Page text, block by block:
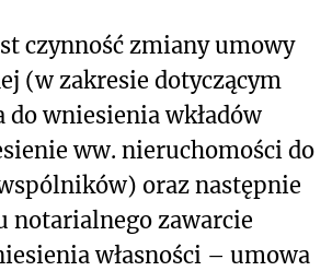
czynność zmiany umowy
(w zakresie dotyczącym
do wniesienia wkładów
ww. nieruchomości do
oraz następnie
notarialnego zawarcie
własności – umowa